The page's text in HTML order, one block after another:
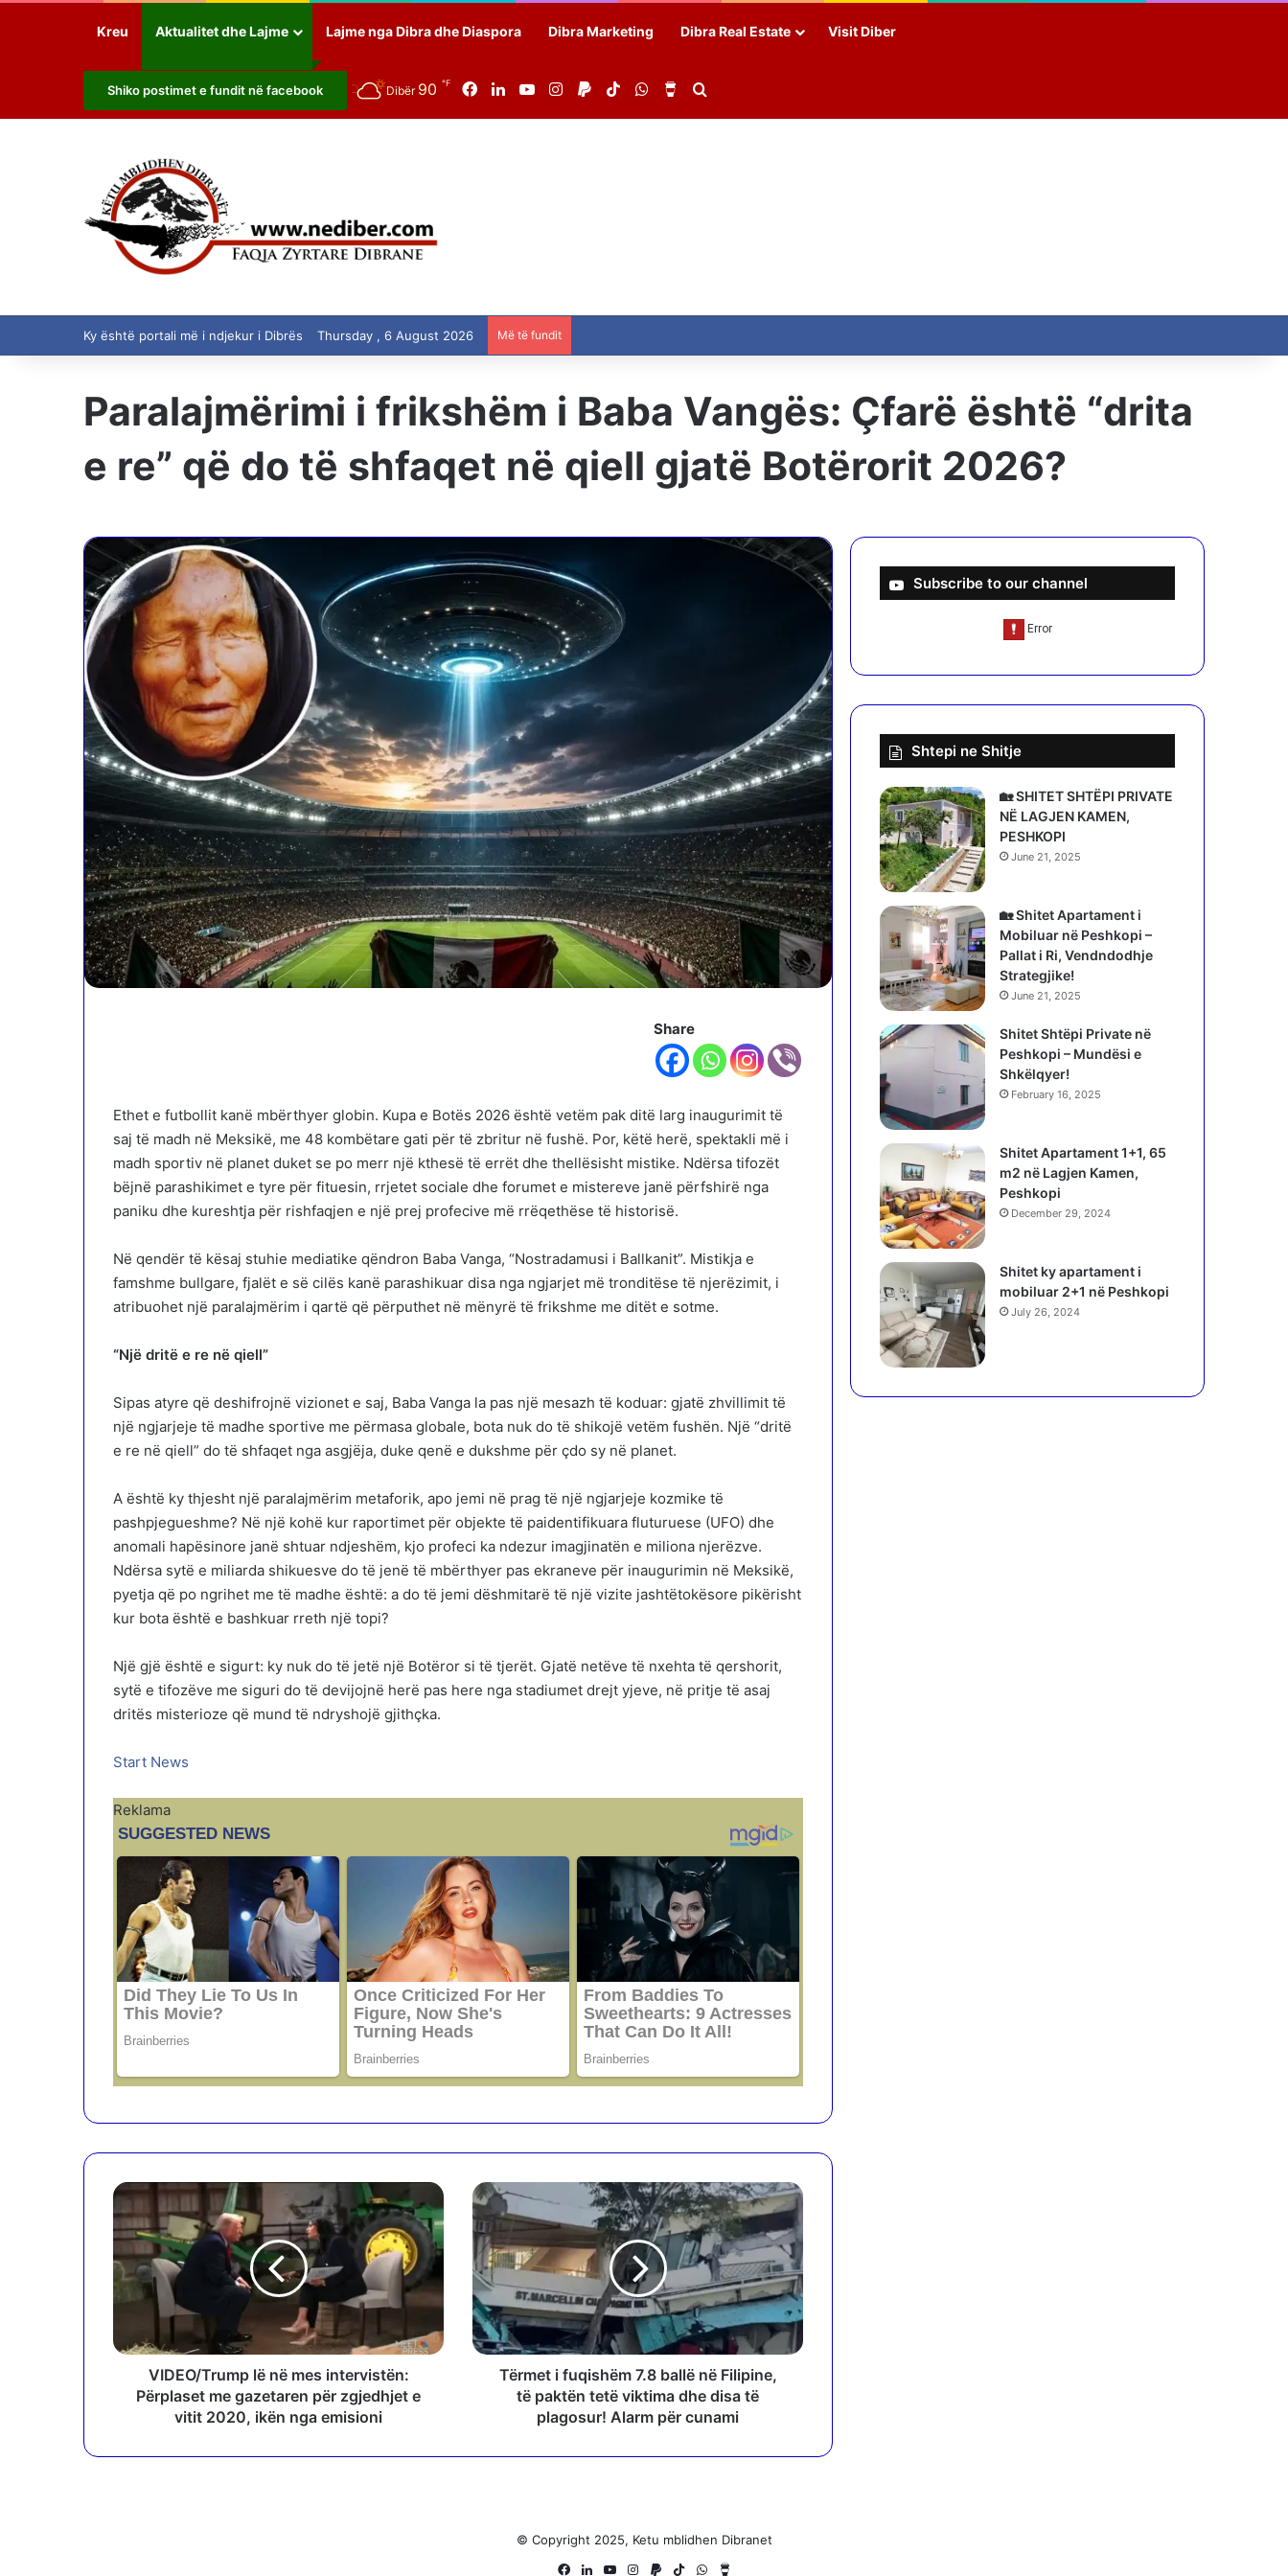
Kreu Aktualitet dhe Lajme Lajme nga Dibra dhe Diaspora Dibra Marketing Dibra Real Estate Visit Diber
Shiko postimet e fundit në facebook Dibër 90 ℉ FacebookLinkedInYouTubeInstagram
PaypalTikTokWhatsAppBuy Me a Coffee
Ky është portali më i ndjekur i Dibrës Thursday , 6 August 2026 Më të fundit
Paralajmërimi i frikshëm i Baba Vangës: Çfarë është “drita
e re” që do të shfaqet në qiell gjatë Botërorit 2026?
Share
Ethet e futbollit kanë mbërthyer globin. Kupa e Botës 2026 është vetëm pak ditë larg inaugurimit të
saj të madh në Meksikë, me 48 kombëtare gati për të zbritur në fushë. Por, këtë herë, spektakli më i
madh sportiv në planet duket se po merr një kthesë të errët dhe thellësisht mistike. Ndërsa tifozët
bëjnë parashikimet e tyre për fituesin, rrjetet sociale dhe forumet e mistereve janë përfshirë nga
paniku dhe kureshtja për rishfaqjen e një prej profecive më rrëqethëse të historisë.
Në qendër të kësaj stuhie mediatike qëndron Baba Vanga, “Nostradamusi i Ballkanit”. Mistikja e
famshme bullgare, fjalët e së cilës kanë parashikuar disa nga ngjarjet më tronditëse të njerëzimit, i
atribuohet një paralajmërim i qartë që përputhet në mënyrë të frikshme me ditët e sotme.
“Një dritë e re në qiell”
Sipas atyre që deshifrojnë vizionet e saj, Baba Vanga la pas një mesazh të koduar: gjatë zhvillimit të
një ngjarjeje të madhe sportive me përmasa globale, bota nuk do të shikojë vetëm fushën. Një “dritë
e re në qiell” do të shfaqet nga asgjëja, duke qenë e dukshme për çdo sy në planet.
A është ky thjesht një paralajmërim metaforik, apo jemi në prag të një ngjarjeje kozmike të
pashpjegueshme? Në një kohë kur raportimet për objekte të paidentifikuara fluturuese (UFO) dhe
anomali hapësinore janë shtuar ndjeshëm, kjo profeci ka ndezur imagjinatën e miliona njerëzve.
Ndërsa sytë e miliarda shikuesve do të jenë të mbërthyer pas ekraneve për inaugurimin në Meksikë,
pyetja që po ngrihet me të madhe është: a do të jemi dëshmitarë të një vizite jashtëtokësore pikërisht
kur bota është e bashkuar rreth një topi?
Një gjë është e sigurt: ky nuk do të jetë një Botëror si të tjerët. Gjatë netëve të nxehta të qershorit,
sytë e tifozëve me siguri do të devijojnë herë pas here nga stadiumet drejt yjeve, në pritje të asaj
dritës misterioze që mund të ndryshojë gjithçka.
Start News
Reklama
V
I
D
E
O
/
u
n
VIDEO/Trump lë në mes intervistën:
Përplaset me gazetaren për zgjedhjet e
vitit 2020, ikën nga emisioni
T
ë
r
m
e
t
i
f
u
ë
Tërmet i fuqishëm 7.8 ballë në Filipine,
të paktën tetë viktima dhe disa të
plagosur! Alarm për cunami
Subscribe to our channel
Shtepi ne Shitje
🏡 SHITET SHTËPI PRIVATE
NË LAGJEN KAMEN,
PESHKOPI
June 21, 2025
🏡 Shitet Apartament i
Mobiluar në Peshkopi –
Pallat i Ri, Vendndodhje
Strategjike!
June 21, 2025
Shitet Shtëpi Private në
Peshkopi – Mundësi e
Shkëlqyer!
February 16, 2025
Shitet Apartament 1+1, 65
m2 në Lagjen Kamen,
Peshkopi
December 29, 2024
Shitet ky apartament i
mobiluar 2+1 në Peshkopi
July 26, 2024
© Copyright 2025, Ketu mblidhen Dibranet
Facebook
LinkedInYouTubeInstagram
PaypalTikTokWhatsApp